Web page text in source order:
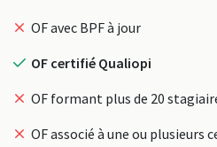
OF avec BPF à jour
OF certifié Qualiopi
OF formant plus de 20
OF associé à une ou plusieurs